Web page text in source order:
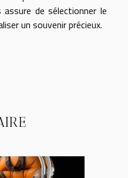
de sélectionner le
un souvenir précieux.